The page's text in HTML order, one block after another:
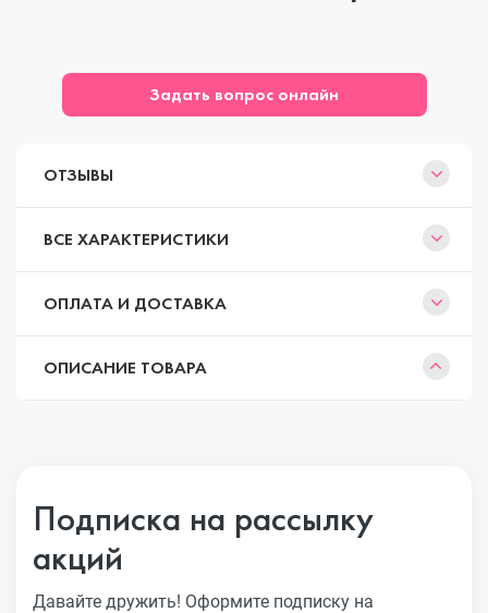
Задать вопрос онлайн
ОТЗЫВЫ
ВСЕ ХАРАКТЕРИСТИКИ
ОПЛАТА И ДОСТАВКА
ОПИСАНИЕ ТОВАРА
Подписка на рассылку
акций
Давайте дружить! Оформите подписку на